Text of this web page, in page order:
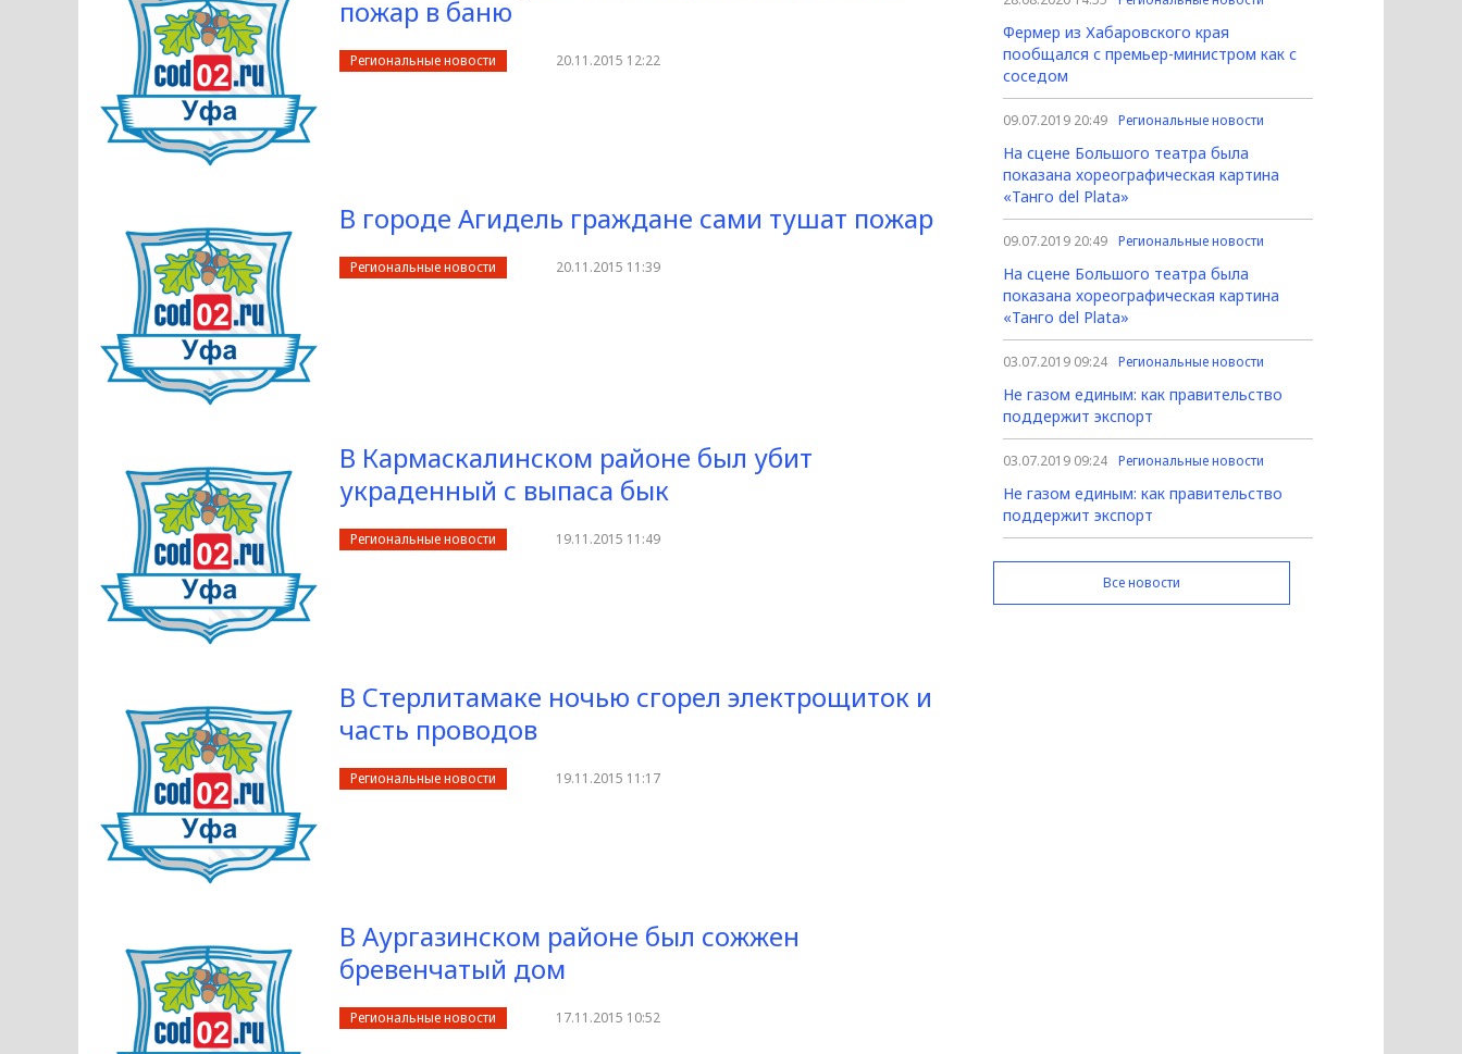
пожар в баню
Региональные новости 20.11.2015 12:22
В городе Агидель граждане сами тушат пожар
Региональные новости 20.11.2015 11:39
В Кармаскалинском районе был убит
украденный с выпаса бык
Региональные новости 19.11.2015 11:49
В Стерлитамаке ночью сгорел электрощиток и
часть проводов
Региональные новости 19.11.2015 11:17
В Аургазинском районе был сожжен
бревенчатый дом
Региональные новости 17.11.2015 10:52
Фермер из Хабаровского края
пообщался с премьер-министром как с
соседом
09.07.2019 20:49 Региональные новости
На сцене Большого театра была
показана хореографическая картина
«Танго del Plata»
09.07.2019 20:49 Региональные новости
На сцене Большого театра была
показана хореографическая картина
«Танго del Plata»
03.07.2019 09:24 Региональные новости
Не газом единым: как правительство
поддержит экспорт
03.07.2019 09:24 Региональные новости
Не газом единым: как правительство
поддержит экспорт
Все новости